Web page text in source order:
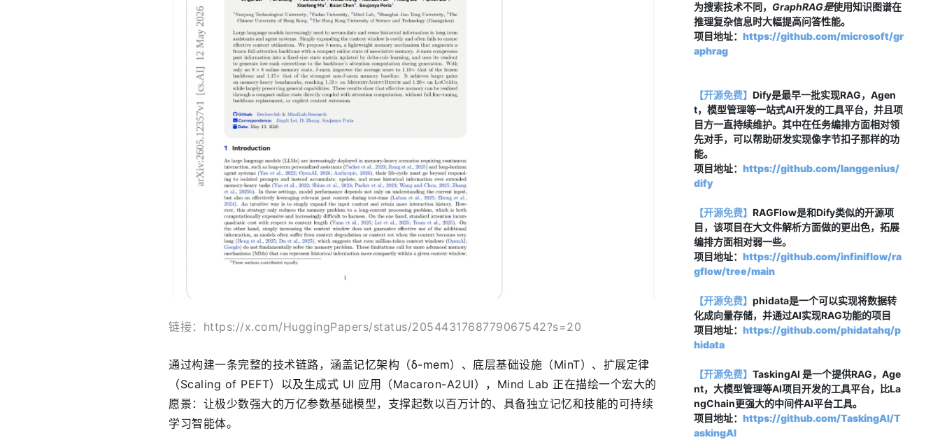
链接：https://x.com/HuggingPapers/status/2054431768779067542?s=20
通过构建一条完整的技术链路，涵盖记忆架构（δ-mem）、底层基础设施（MinT）、扩展定律
（Scaling of PEFT）以及生成式 UI 应用（Macaron-A2UI），Mind Lab 正在描绘一个宏大的
愿景：让极少数强大的万亿参数基础模型，支撑起数以百万计的、具备独立记忆和技能的可持续
学习智能体。
为搜索技术不同， GraphRAG是使用知识图谱在
推理复杂信息时大幅提高问答性能。
项目地址： https://github.com/microsoft/gr
aphrag
【开源免费】 Dify是最早一批实现RAG，Agen
t，模型管理等一站式AI开发的工具平台，并且项
目方一直持续维护。其中在任务编排方面相对领
先对手，可以帮助研发实现像字节扣子那样的功
能。
项目地址： https://github.com/langgenius/
dify
【开源免费】 RAGFlow是和Dify类似的开源项
目，该项目在大文件解析方面做的更出色，拓展
编排方面相对弱一些。
项目地址： https://github.com/infiniflow/ra
gflow/tree/main
【开源免费】 phidata是一个可以实现将数据转
化成向量存储，并通过AI实现RAG功能的项目
项目地址： https://github.com/phidatahq/p
hidata
【开源免费】 TaskingAI 是一个提供RAG，Age
nt，大模型管理等AI项目开发的工具平台，比La
ngChain更强大的中间件AI平台工具。
项目地址： https://github.com/TaskingAI/T
askingAI